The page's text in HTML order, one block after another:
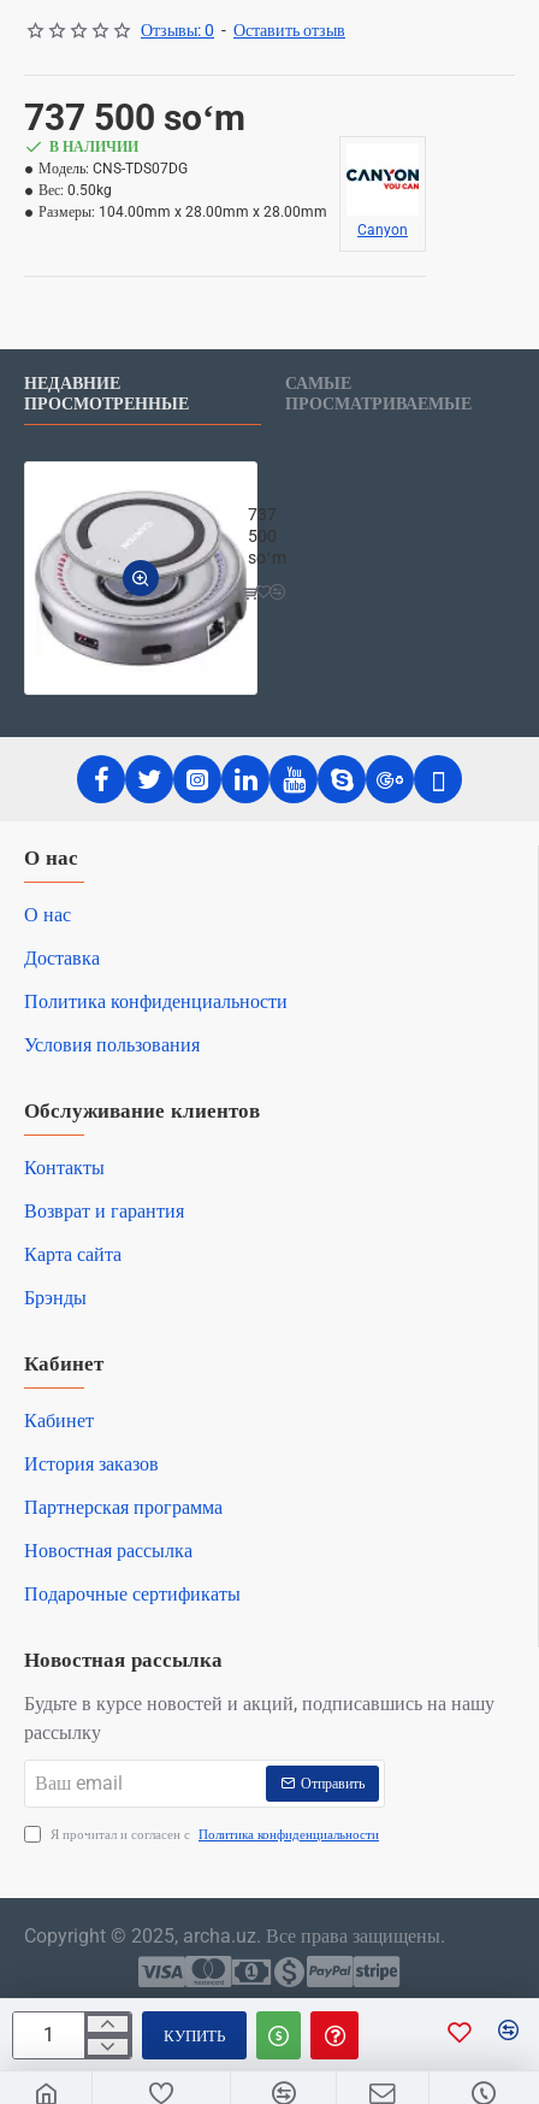
Отзывы: 0 - Оставить отзыв
737 500 soʻm
В НАЛИЧИИ
Модель: CNS-TDS07DG
Вес: 0.50kg
Размеры: 104.00mm x 28.00mm x 28.00mm
Canyon
КУПИТЬ
НЕДАВНИЕ
ПРОСМОТРЕННЫЕ
САМЫЕ
ПРОСМАТРИВАЕМЫЕ
737
500
soʻm
О нас
О нас
Доставка
Политика конфиденциальности
Условия пользования
Обслуживание клиентов
Контакты
Возврат и гарантия
Карта сайта
Брэнды
Кабинет
Кабинет
История заказов
Партнерская программа
Новостная рассылка
Подарочные сертификаты
Новостная рассылка
Будьте в курсе новостей и акций, подписавшись на нашу
рассылку
email
Отправить
Я прочитал и согласен с Политика конфиденциальности
Copyright © 2025, archa.uz. Все права защищены.